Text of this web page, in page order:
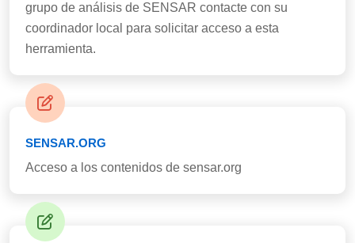
grupo de análisis de SENSAR contacte con su
coordinador local para solicitar acceso a esta
herramienta.
SENSAR.ORG
Acceso a los contenidos de sensar.org